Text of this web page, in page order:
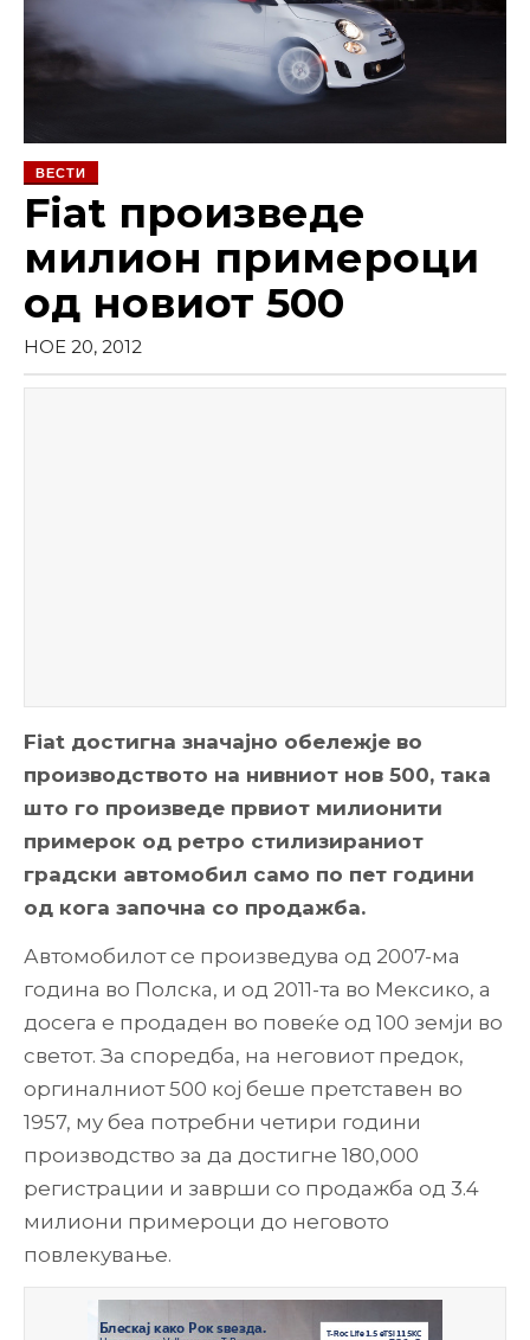
ВЕСТИ
Fiat произведе
милион примероци
од новиот 500
НОЕ 20, 2012
Fiat достигна значајно обележје во
производството на нивниот нов 500, така
што го произведе првиот милионити
примерок од ретро стилизираниот
градски автомобил само по пет години
од кога започна со продажба.
Автомобилот се произведува од 2007-ма
година во Полска, и од 2011-та во Мексико, а
досега е продаден во повеќе од 100 земји во
светот. За споредба, на неговиот предок,
оргиналниот 500 кој беше претставен во
1957, му беа потребни четири години
производство за да достигне 180,000
регистрации и заврши со продажба од 3.4
милиони примероци до неговото
повлекување.